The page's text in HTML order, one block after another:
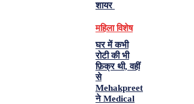
शायर
महिला विशेष
घर में कभी
रोटी की भी
फ़िक्र थी, वहीं
से
Mehakpreet
ने Medical